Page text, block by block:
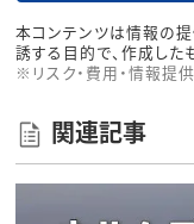
本コンテンツは情報の
誘する目的で、作成した
※リスク・費用・情報提
関連記事